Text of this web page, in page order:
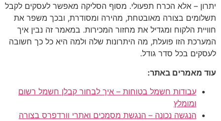
יתרון – אלא הכרח תפעולי. מסוף הסליקה מאפשר לעסקים לקבל
תשלומים בצורה מאובטחת, מהירה ומסודרת, ובכך משפר את
חוויית הלקוח ומגדיל את מחזור המכירות. במאמר זה נבין איך
המערכת הזו פועלת, מה היתרונות שלה ולמה היא כל כך חשובה
לעסקים בכל סדר גודל.
עוד מאמרים באתר:
עבודות חשמל בטוחות – איך לבחור קבלן חשמל רשום
ומומלץ
הנגשה נכונה – הנגשת מסמכים ואתרי וורדפרס בצורה